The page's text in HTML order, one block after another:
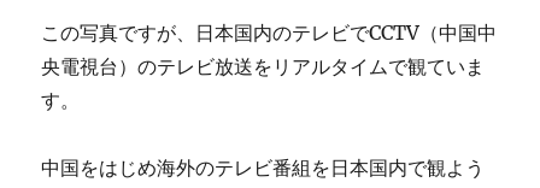
この写真ですが、日本国内のテレビでCCTV（中国中
央電視台）のテレビ放送をリアルタイムで観ていま
す。
中国をはじめ海外のテレビ番組を日本国内で観よう